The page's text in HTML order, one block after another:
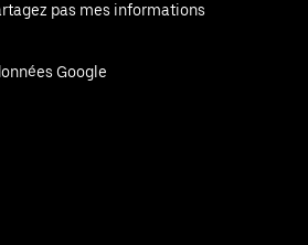
pas mes informations
Google